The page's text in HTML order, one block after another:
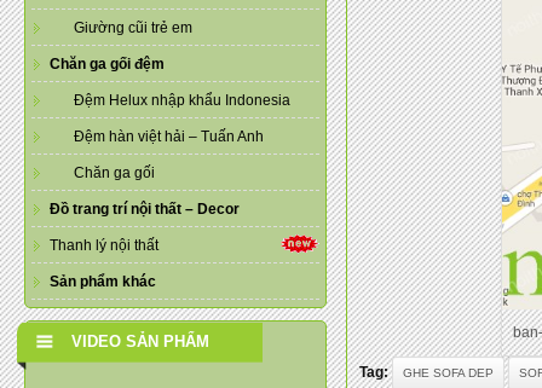
Giường cũi trẻ em
Chăn ga gối đệm
Đệm Helux nhập khẩu Indonesia
Đệm hàn việt hải – Tuấn Anh
Chăn ga gối
Đồ trang trí nội thất – Decor
Thanh lý nội thất
Sản phẩm khác
VIDEO SẢN PHẨM
Tag: GHE SOFA DEP